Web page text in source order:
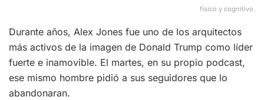
físico y cognitivo.
Durante años, Alex Jones fue uno de los arquitectos
más activos de la imagen de Donald Trump como líder
fuerte e inamovible. El martes, en su propio podcast,
ese mismo hombre pidió a sus seguidores que lo
abandonaran.